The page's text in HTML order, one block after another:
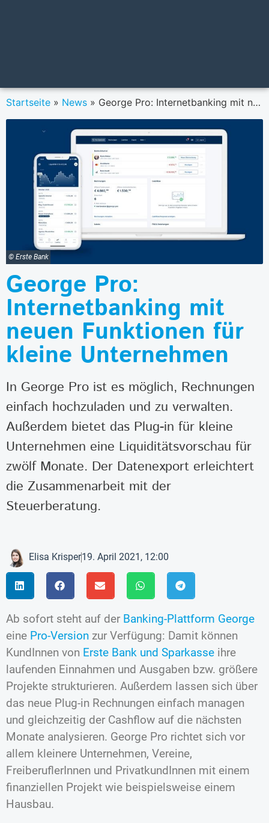
Startseite » News » George Pro: Internetbanking mit neuen Funktionen für kleine Unternehmen
© Erste Bank
George Pro:
Internetbanking mit
neuen Funktionen für
kleine Unternehmen
In George Pro ist es möglich, Rechnungen
einfach hochzuladen und zu verwalten.
Außerdem bietet das Plug-in für kleine
Unternehmen eine Liquiditätsvorschau für
zwölf Monate. Der Datenexport erleichtert
die Zusammenarbeit mit der
Steuerberatung.
Elisa Krisper19. April 2021, 12:00
Ab sofort steht auf der Banking-Plattform George
eine Pro-Version zur Verfügung: Damit können
KundInnen von Erste Bank und Sparkasse ihre
laufenden Einnahmen und Ausgaben bzw. größere
Projekte strukturieren. Außerdem lassen sich über
das neue Plug-in Rechnungen einfach managen
und gleichzeitig der Cashflow auf die nächsten
Monate analysieren. George Pro richtet sich vor
allem kleinere Unternehmen, Vereine,
FreiberuflerInnen und PrivatkundInnen mit einem
finanziellen Projekt wie beispielsweise einem
Hausbau.